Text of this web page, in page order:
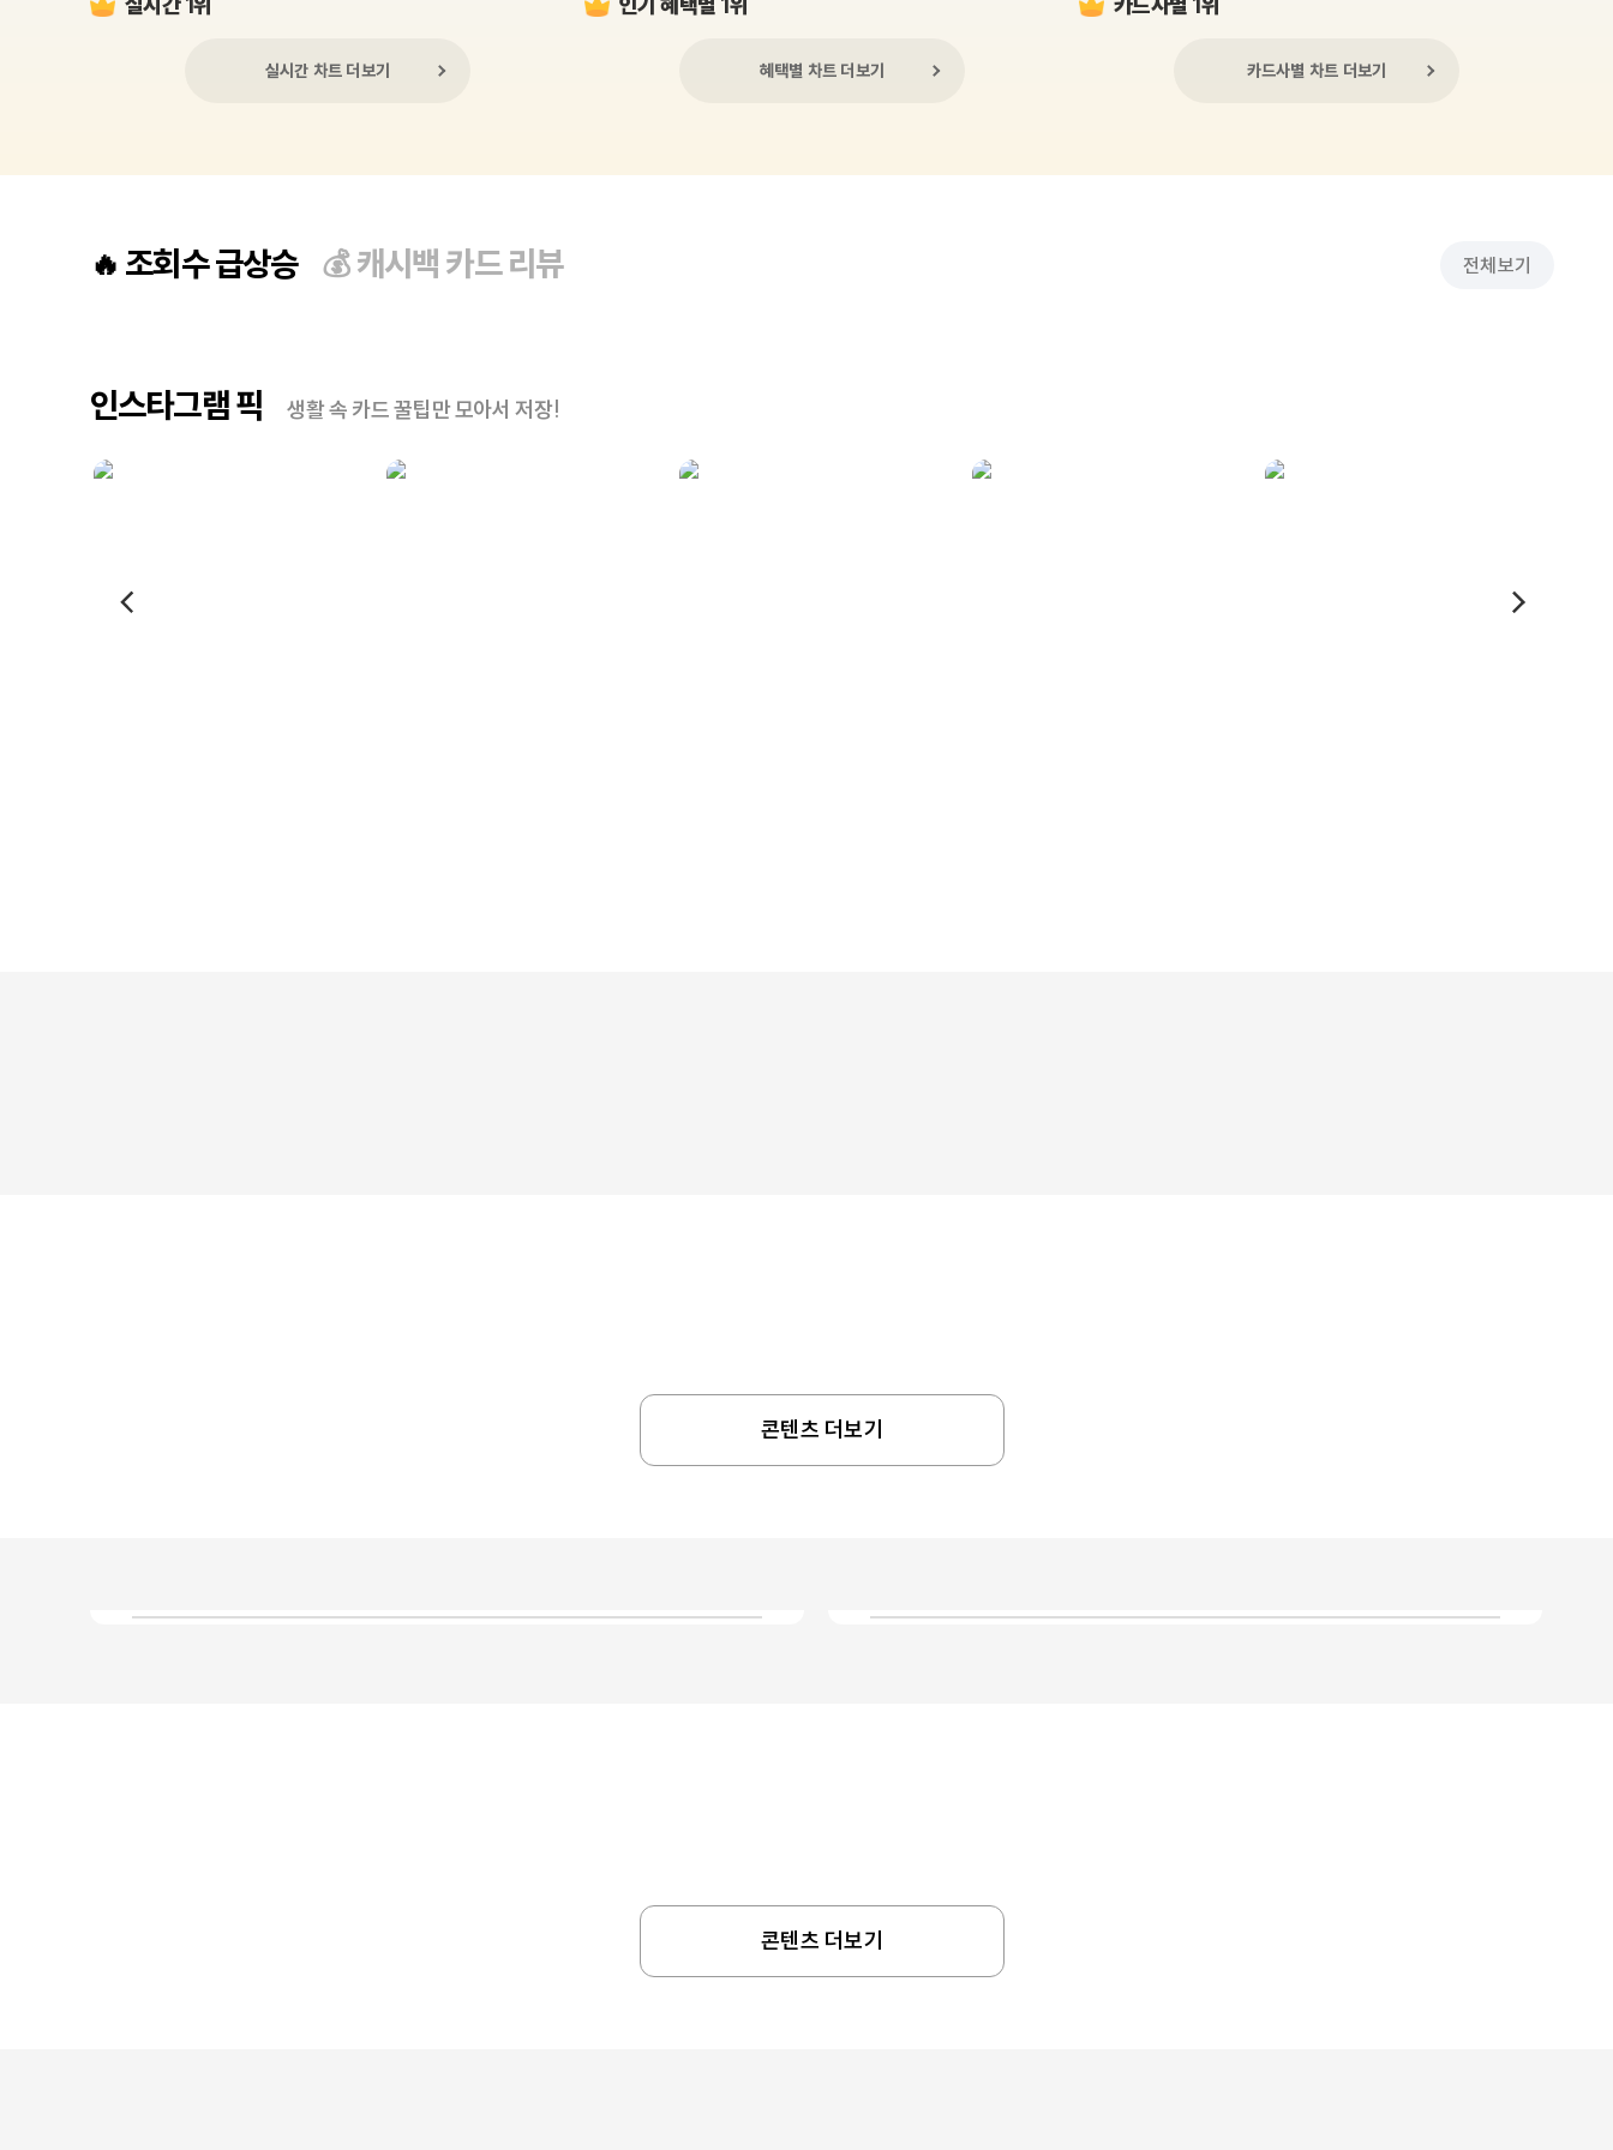
실시간 차트 더보기 혜택별 차트 더보기 카드사별 차트 더보기
🔥 조회수 급상승 💰캐시백 카드 리뷰 전체보기
인스타그램 픽 생활 속 카드 꿀팁만 모아서 저장!
콘텐츠 더보기
콘텐츠 더보기